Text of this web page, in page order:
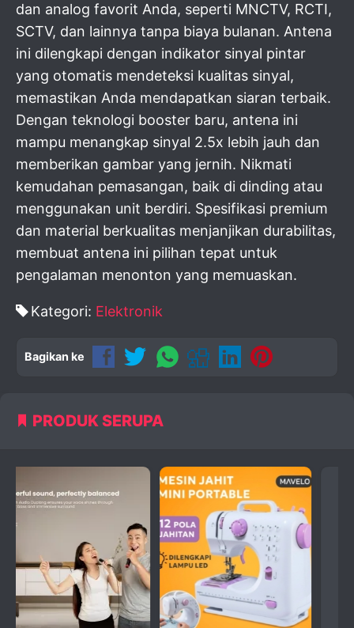
dan analog favorit Anda, seperti MNCTV, RCTI,
SCTV, dan lainnya tanpa biaya bulanan. Antena
ini dilengkapi dengan indikator sinyal pintar
yang otomatis mendeteksi kualitas sinyal,
memastikan Anda mendapatkan siaran terbaik.
Dengan teknologi booster baru, antena ini
mampu menangkap sinyal 2.5x lebih jauh dan
memberikan gambar yang jernih. Nikmati
kemudahan pemasangan, baik di dinding atau
menggunakan unit berdiri. Spesifikasi premium
dan material berkualitas menjanjikan durabilitas,
membuat antena ini pilihan tepat untuk
pengalaman menonton yang memuaskan.
Kategori: Elektronik
Bagikan ke
PRODUK SERUPA